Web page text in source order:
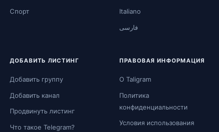
Спорт Italiano
فارسی
ДОБАВИТЬ ЛИСТИНГ
Добавить группу
Добавить канал
Продвинуть листинг
Что такое Telegram?
ПРАВОВАЯ ИНФОРМАЦИЯ
О Taligram
Политика
конфиденциальности
Условия использования